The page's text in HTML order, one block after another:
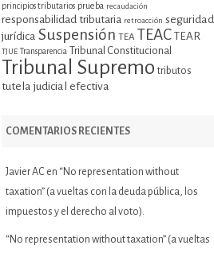
principios tributarios prueba recaudación
responsabilidad tributaria retroacción seguridad
jurídica Suspensión TEA TEAC TEAR
TJUE Transparencia Tribunal Constitucional
Tribunal Supremo tributos
tutela judicial efectiva
COMENTARIOS RECIENTES
Javier AC en “No representation without
taxation” (a vueltas con la deuda pública, los
impuestos y el derecho al voto).
“No representation without taxation” (a vueltas